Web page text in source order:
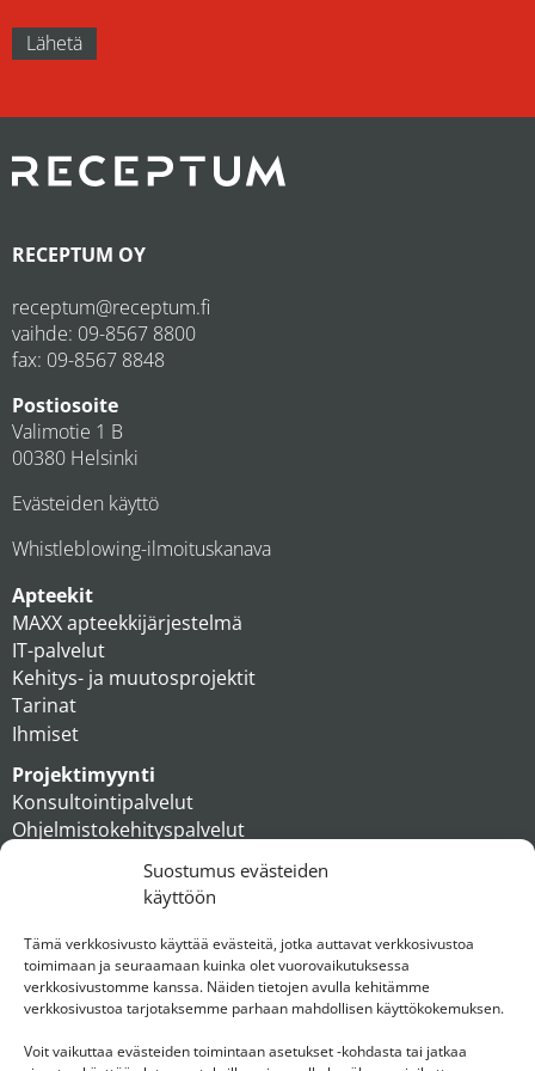
Suostumus evästeiden
käyttöön
Tämä verkkosivusto käyttää evästeitä, jotka auttavat verkkosivustoa
toimimaan ja seuraamaan kuinka olet vuorovaikutuksessa
verkkosivustomme kanssa. Näiden tietojen avulla kehitämme
verkkosivustoa tarjotaksemme parhaan mahdollisen käyttökokemuksen.
Voit vaikuttaa evästeiden toimintaan asetukset -kohdasta tai jatkaa
RECEPTUM OY
receptum@receptum.fi
vaihde: 09-8567 8800
fax: 09-8567 8848
Postiosoite
Valimotie 1 B
00380 Helsinki
Evästeiden käyttö
Whistleblowing-ilmoituskanava
Apteekit
MAXX apteekkijärjestelmä
IT-palvelut
Kehitys- ja muutosprojektit
Tarinat
Ihmiset
Projektimyynti
Konsultointipalvelut
Ohjelmistokehityspalvelut
Ihmiset
Konserni
Ota yhteyttä